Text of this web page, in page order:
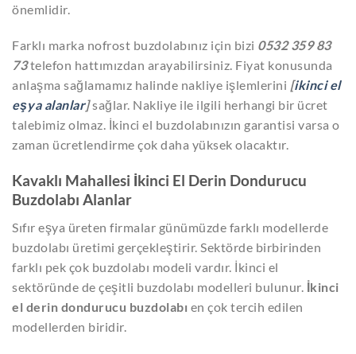
önemlidir.
Farklı marka nofrost buzdolabınız için bizi 0532 359 83
73telefon hattımızdan arayabilirsiniz. Fiyat konusunda
anlaşma sağlamamız halinde nakliye işlemlerini [ikinci el
eşya alanlar]sağlar. Nakliye ile ilgili herhangi bir ücret
talebimiz olmaz. İkinci el buzdolabınızın garantisi varsa o
zaman ücretlendirme çok daha yüksek olacaktır.
Kavaklı Mahallesi İkinci El Derin Dondurucu
Buzdolabı Alanlar
Sıfır eşya üreten firmalar günümüzde farklı modellerde
buzdolabı üretimi gerçekleştirir. Sektörde birbirinden
farklı pek çok buzdolabı modeli vardır. İkinci el
sektöründe de çeşitli buzdolabı modelleri bulunur. İkinci
el derin dondurucu buzdolabı en çok tercih edilen
modellerden biridir.